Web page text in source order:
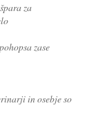
za
zase
in osebje so